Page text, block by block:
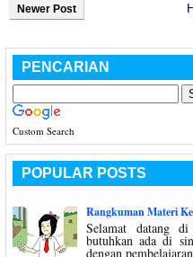
Newer Post
PENCARIAN
Custom Search
POPULAR POSTS
Rangkuman Materi
Selamat datang
butuhkan ada di
dengan